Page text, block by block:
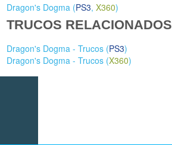
Dragon's Dogma (PS3,X360)
TRUCOS RELACIONADOS
Dragon's Dogma - Trucos (PS3)
Dragon's Dogma - Trucos (X360)